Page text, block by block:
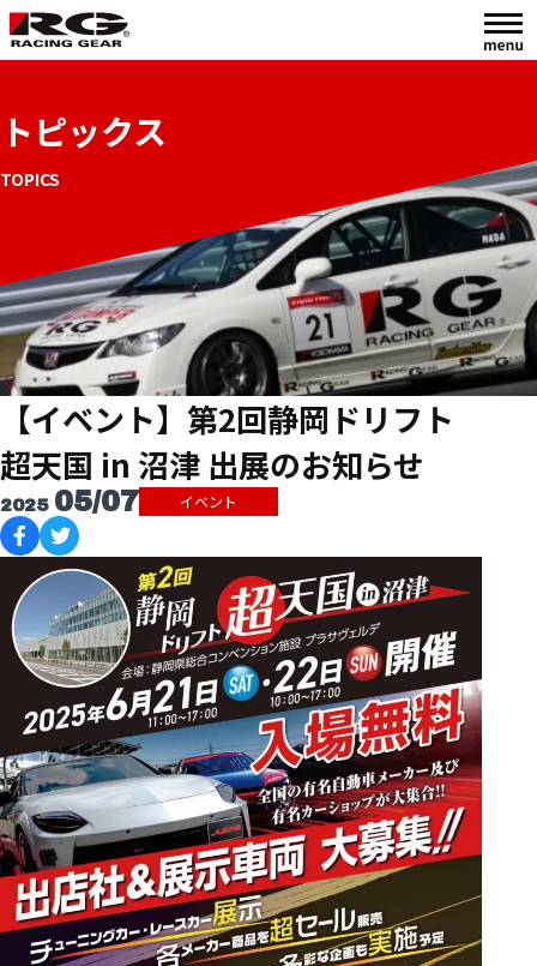
トピックス
TOPICS
【イベント】第2回静岡ドリフト
超天国 in 沼津 出展のお知らせ
2025 05/07 イベント